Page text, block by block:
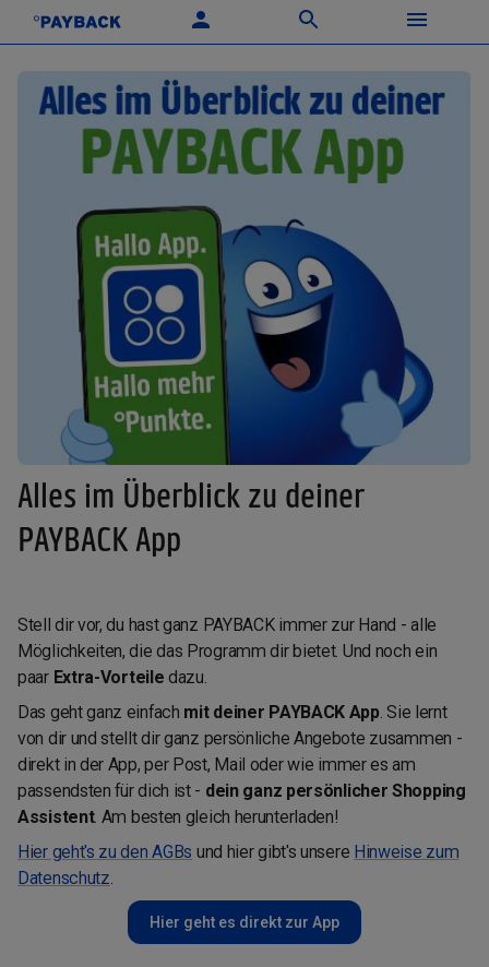
Alles im Überblick zu deiner
PAYBACK App
Stell dir vor, du hast ganz PAYBACK immer zur Hand - alle
Möglichkeiten, die das Programm dir bietet. Und noch ein
paar Extra-Vorteile dazu.
Das geht ganz einfach mit deiner PAYBACK App. Sie lernt
von dir und stellt dir ganz persönliche Angebote zusammen -
direkt in der App, per Post, Mail oder wie immer es am
passendsten für dich ist - dein ganz persönlicher Shopping
Assistent. Am besten gleich herunterladen!
Hier geht's zu den AGBs und hier gibt's unsere Hinweise zum
Datenschutz.
Hier geht es direkt zur App